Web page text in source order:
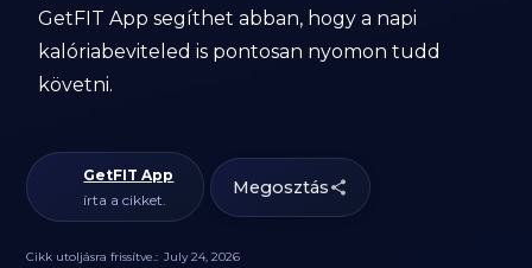
GetFIT App segíthet abban, hogy a napi
kalóriabeviteled is pontosan nyomon tudd
követni.
GetFIT App
írta a cikket.
Megosztás
Cikk utoljásra frissítve.: July 24, 2026